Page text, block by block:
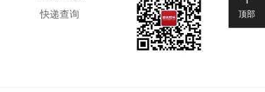
快递查询 顶部